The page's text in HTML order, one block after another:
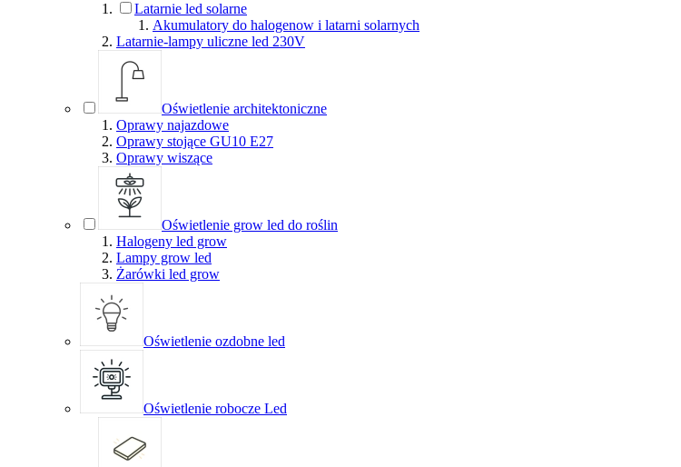
Latarnie led solarne
Akumulatory do halogenow i latarni solarnych
Latarnie-lampy uliczne led 230V
Oświetlenie architektoniczne
Oprawy najazdowe
Oprawy stojące GU10 E27
Oprawy wiszące
Oświetlenie grow led do roślin
Halogeny led grow
Lampy grow led
Żarówki led grow
Oświetlenie ozdobne led
Oświetlenie robocze Led